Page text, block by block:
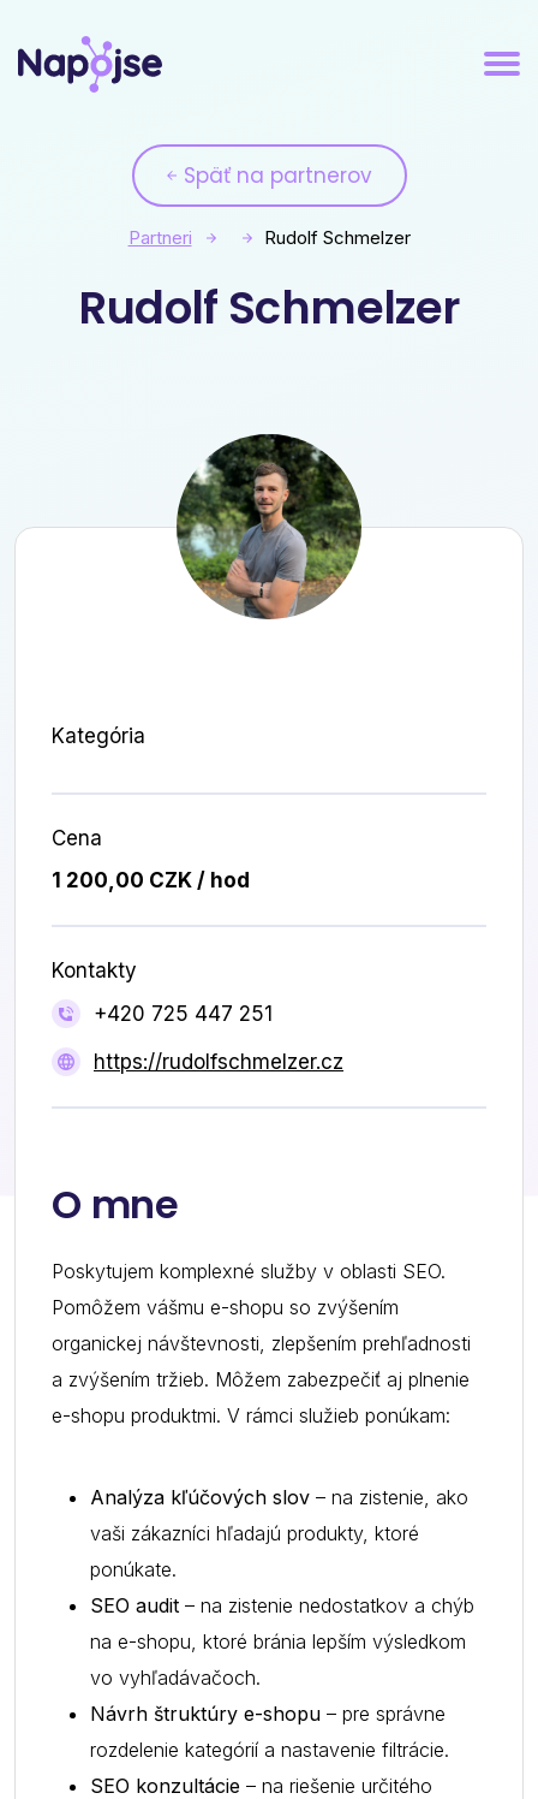
Späť na partnerov
Partneri Rudolf Schmelzer
Rudolf Schmelzer
Kategória
Cena
1 200,00 CZK / hod
Kontakty
+420 725 447 251
https://rudolfschmelzer.cz
O mne
Poskytujem komplexné služby v oblasti SEO.
Pomôžem vášmu e-shopu so zvýšením
organickej návštevnosti, zlepšením prehľadnosti
a zvýšením tržieb. Môžem zabezpečiť aj plnenie
e-shopu produktmi. V rámci služieb ponúkam:
Analýza kľúčových slov – na zistenie, ako
vaši zákazníci hľadajú produkty, ktoré
ponúkate.
SEO audit – na zistenie nedostatkov a chýb
na e-shopu, ktoré bránia lepším výsledkom
vo vyhľadávačoch.
Návrh štruktúry e-shopu – pre správne
rozdelenie kategórií a nastavenie filtrácie.
SEO konzultácie – na riešenie určitého